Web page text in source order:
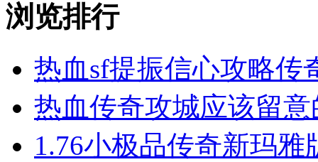
浏览排行
热血sf提振信心攻略传
热血传奇攻城应该留
1.76小极品传奇新玛